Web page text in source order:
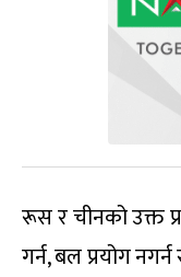
रूस र चीनको उक्त
गर्न, बल प्रयोग